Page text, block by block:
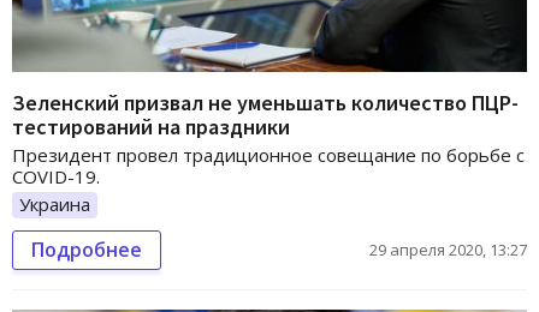
Зеленский призвал не уменьшать количество ПЦР-
тестирований на праздники
Президент провел традиционное совещание по борьбе с
COVID-19.
Украина
Подробнее 29 апреля 2020, 13:27